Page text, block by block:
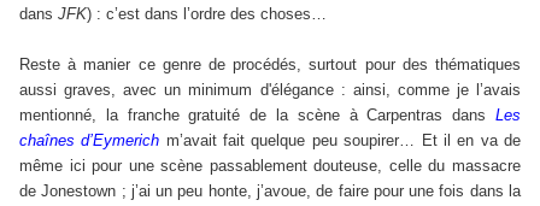
dans JFK) : c’est dans l’ordre des choses…
Reste à manier ce genre de procédés, surtout pour des thématiques
aussi graves, avec un minimum d'élégance : ainsi, comme je l’avais
mentionné, la franche gratuité de la scène à Carpentras dans Les
chaînes d’Eymerich m’avait fait quelque peu soupirer… Et il en va de
même ici pour une scène passablement douteuse, celle du massacre
de Jonestown ; j’ai un peu honte, j’avoue, de faire pour une fois dans la